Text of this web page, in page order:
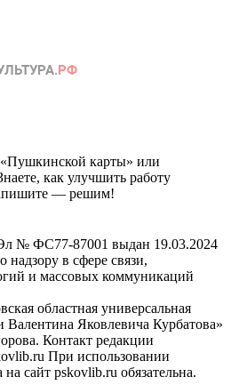
карты» или
как улучшить работу
— решим!
№ ФС77-87001 выдан 19.03.2024
надзору в сфере связи,
и массовых коммуникаций
областная универсальная
Валентина Яковлевича Курбатова»
Контакт редакции
При использовании
сайт pskovlib.ru обязательна.